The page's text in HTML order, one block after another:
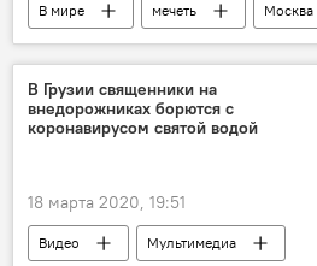
В мире мечеть
Москва
Россия
Коронавирус COVID-19
мусульмане
В Грузии священники на
внедорожниках борются с
коронавирусом святой водой
18 марта 2020, 19:51
Видео
Мультимедиа